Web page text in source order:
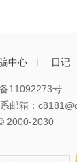
中心 日记
11092273号
邮箱：
2000-2030